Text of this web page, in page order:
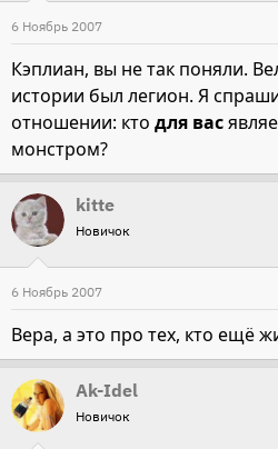
6 Ноябрь 2007
Кэплиан, вы не так поняли.
истории был легион. Я
отношении: кто для вас
монстром?
kitte
Новичок
6 Ноябрь 2007
Вера, а это про тех, кто ещё
Ak-Idel
Новичок